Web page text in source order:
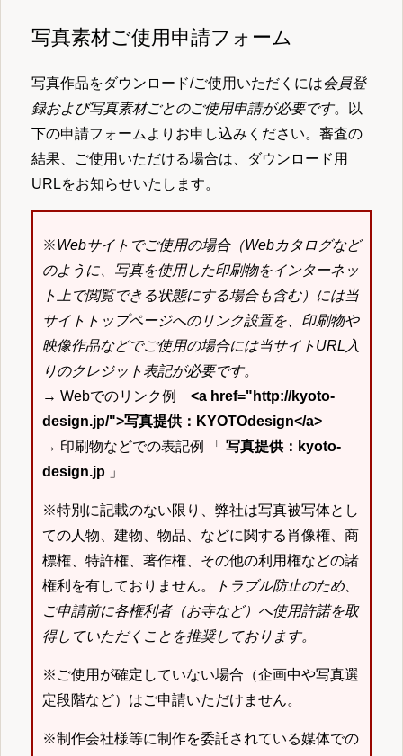
写真素材ご使用申請フォーム
写真作品をダウンロード/ご使用いただくには会員登
録および写真素材ごとのご使用申請が必要です。以
下の申請フォームよりお申し込みください。審査の
結果、ご使用いただける場合は、ダウンロード用
URLをお知らせいたします。
※Webサイトでご使用の場合（Webカタログなど
のように、写真を使用した印刷物をインターネッ
ト上で閲覧できる状態にする場合も含む）には当
サイトトップページへのリンク設置を、印刷物や
映像作品などでご使用の場合には当サイトURL入
りのクレジット表記が必要です。
→ Webでのリンク例 <a href="http://kyoto-
design.jp/">写真提供：KYOTOdesign</a>
→ 印刷物などでの表記例 「 写真提供：kyoto-
design.jp 」
※特別に記載のない限り、弊社は写真被写体とし
ての人物、建物、物品、などに関する肖像権、商
標権、特許権、著作権、その他の利用権などの諸
権利を有しておりません。
トラブル防止のため、
ご申請前に各権利者（お寺など）へ使用許諾を取
得していただくことを推奨しております。
※ご使用が確定していない場合（企画中や写真選
定段階など）はご申請いただけません。
※制作会社様等に制作を委託されている媒体での